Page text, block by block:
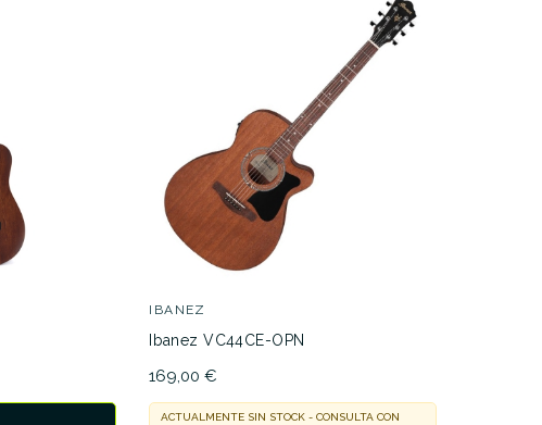
IBANEZ
Ibanez VC44CE-OPN
169,00 €
ACTUALMENTE SIN STOCK - CONSULTA CON